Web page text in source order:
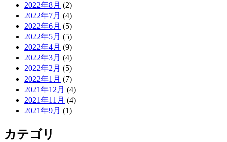
2022年8月 (2)
2022年7月 (4)
2022年6月 (5)
2022年5月 (5)
2022年4月 (9)
2022年3月 (4)
2022年2月 (5)
2022年1月 (7)
2021年12月 (4)
2021年11月 (4)
2021年9月 (1)
カテゴリ